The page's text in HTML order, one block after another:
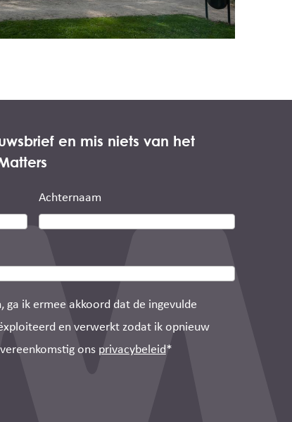
en mis niets van het
Achternaam
ik ermee akkoord dat de ingevulde
en verwerkt zodat ik opnieuw
ons privacybeleid*